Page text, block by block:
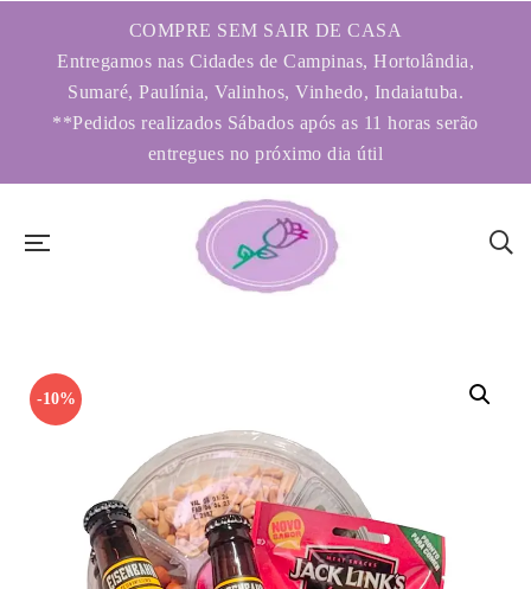
COMPRE SEM SAIR DE CASA
Entregamos nas Cidades de Campinas, Hortolândia,
Sumaré, Paulínia, Valinhos, Vinhedo, Indaiatuba.
**Pedidos realizados Sábados após as 11 horas serão
entregues no próximo dia útil
-10%